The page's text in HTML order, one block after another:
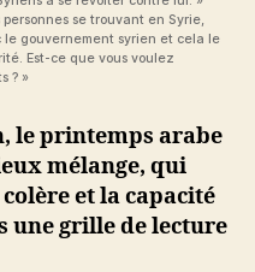
se trouvant en Syrie,
gouvernement syrien et cela le
Est-ce que vous voulez
? »
le printemps arabe
mélange, qui
et la capacité
une grille de lecture